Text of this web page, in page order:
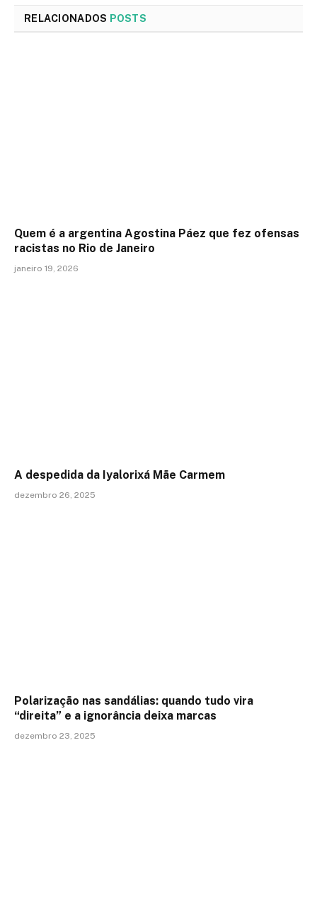
RELACIONADOS POSTS
Quem é a argentina Agostina Páez que fez ofensas
racistas no Rio de Janeiro
janeiro 19, 2026
A despedida da Iyalorixá Mãe Carmem
dezembro 26, 2025
Polarização nas sandálias: quando tudo vira
“direita” e a ignorância deixa marcas
dezembro 23, 2025